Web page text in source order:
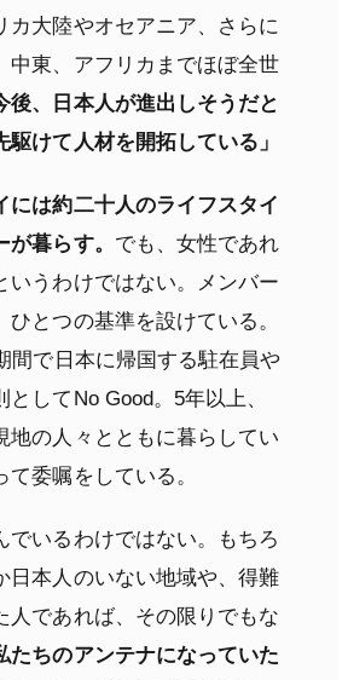
カ大陸やオセアニア、さらに
中東、アフリカまでほぼ全世
後、日本人が進出しそうだと
駆けて人材を開拓している」
には約二十人のライフスタイ
暮らす。 でも、女性であれ
いうわけではない。メンバー
ひとつの基準を設けている。
間で日本に帰国する駐在員や
としてNo Good。5年以上、
地の人々とともに暮らしてい
て委嘱をしている。
でいるわけではない。もちろ
日本人のいない地域や、得難
人であれば、その限りでもな
たちのアンテナになっていた